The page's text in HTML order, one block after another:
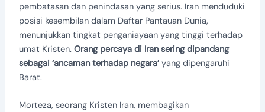
pembatasan dan penindasan yang serius. Iran menduduki
posisi kesembilan dalam Daftar Pantauan Dunia,
menunjukkan tingkat penganiayaan yang tinggi terhadap
umat Kristen. Orang percaya di Iran sering dipandang
sebagai ‘ancaman terhadap negara’yang dipengaruhi
Barat.
Morteza, seorang Kristen Iran, membagikan